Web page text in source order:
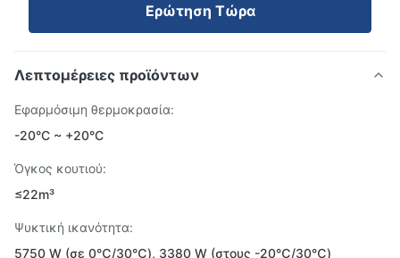
Ερώτηση Τώρα
Λεπτομέρειες προϊόντων
Εφαρμόσιμη θερμοκρασία:
-20°C ~ +20°C
Όγκος κουτιού:
≤22m³
Ψυκτική ικανότητα:
5750 W (σε 0℃/30℃), 3380 W (στους -20℃/30℃)